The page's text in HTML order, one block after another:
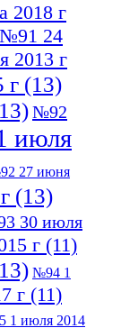
2018 г
№91 24
2013 г
г (13)
№92
июля
27 июня
(13)
30 июля
г (11)
№94 1
г (11)
1 июля 2014